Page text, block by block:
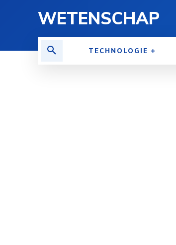
WETENSCHAP
TECHNOLOGIE